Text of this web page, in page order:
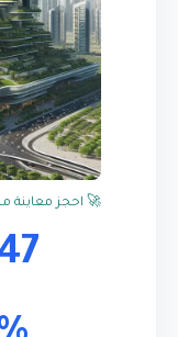
🚀 احجز معاينة